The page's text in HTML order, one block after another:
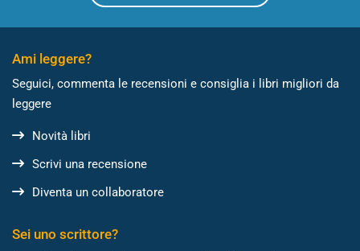
Ami leggere?
Seguici, commenta le recensioni e consiglia i libri migliori da
leggere
Novità libri
Scrivi una recensione
Diventa un collaboratore
Sei uno scrittore?